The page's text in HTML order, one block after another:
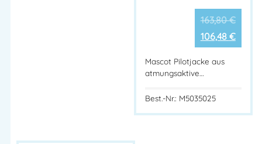
163,80€
106,48 €
Mascot Pilotjacke aus
atmungsaktive…
Best.-Nr.: M5035025